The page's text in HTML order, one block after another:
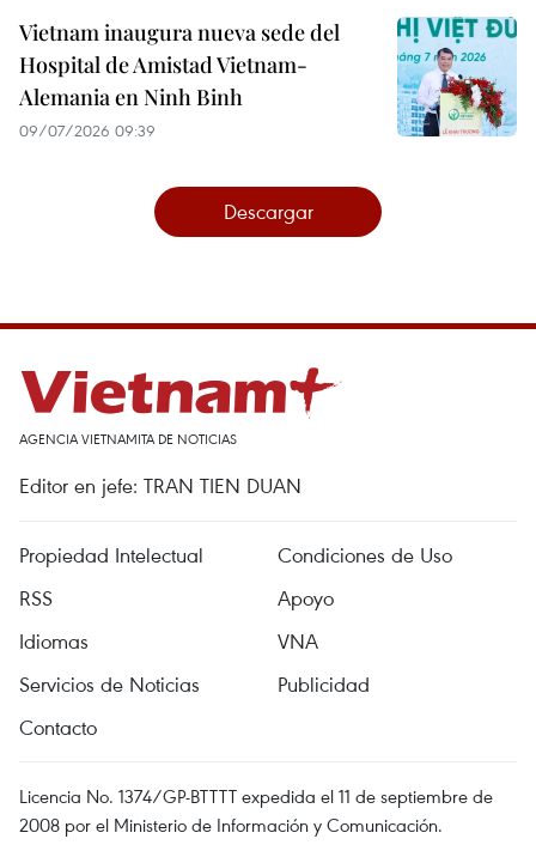
Vietnam inaugura nueva sede del
Hospital de Amistad Vietnam-
Alemania en Ninh Binh
09/07/2026 09:39
Descargar
AGENCIA VIETNAMITA DE NOTICIAS
Editor en jefe: TRAN TIEN DUAN
Propiedad Intelectual
Condiciones de Uso
RSS
Apoyo
Idiomas
VNA
Servicios de Noticias
Publicidad
Contacto
Licencia No. 1374/GP-BTTTT expedida el 11 de septiembre de
2008 por el Ministerio de Información y Comunicación.